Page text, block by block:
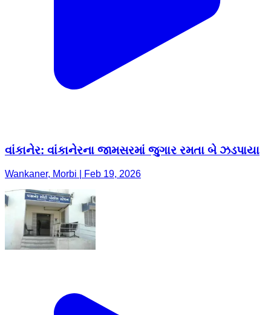
વાંકાનેર: વાંકાનેરના જામસરમાં જુગાર રમતા બે ઝડપાયા
Wankaner, Morbi | Feb 19, 2026